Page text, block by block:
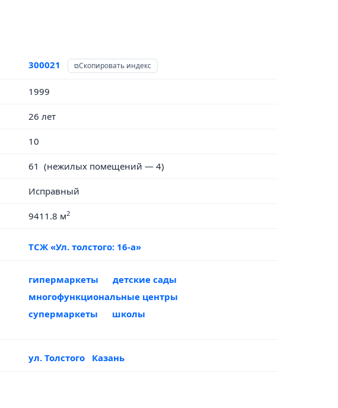
300021 Скопировать индекс
1999
26 лет
10
61 (нежилых помещений — 4)
Исправный
9411.8 м2
ТСЖ «Ул. толстого: 16-а»
гипермаркеты
детские сады
многофункциональные центры
супермаркеты
школы
ул. Толстого Казань